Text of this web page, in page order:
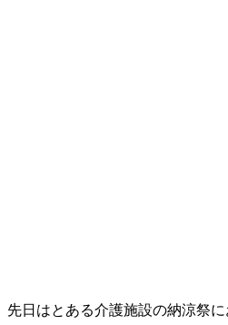
先日はとある介護施設の納涼祭に